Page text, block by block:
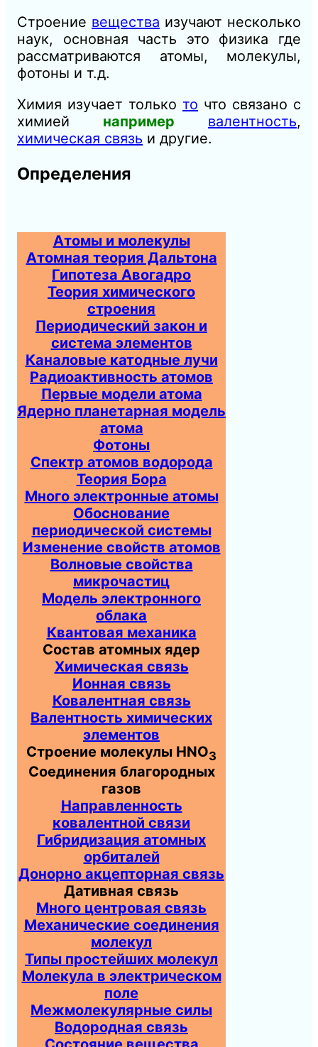
Строение вещества изучают несколько
наук, основная часть это физика где
рассматриваются атомы, молекулы,
фотоны и т.д.
Химия изучает только то что связано с
химией например валентность,
химическая связь и другие.
Определения
Атомы и молекулы
Атомная теория Дальтона
Гипотеза Авогадро
Теория химического
строения
Периодический закон и
система элементов
Каналовые катодные лучи
Радиоактивность атомов
Первые модели атома
Ядерно планетарная модель
атома
Фотоны
Спектр атомов водорода
Теория Бора
Много электронные атомы
Обоснование
периодической системы
Изменение свойств атомов
Волновые свойства
микрочастиц
Модель электронного
облака
Квантовая механика
Состав атомных ядер
Химическая связь
Ионная связь
Ковалентная связь
Валентность химических
элементов
Строение молекулы HNO3
Соединения благородных
газов
Направленность
ковалентной связи
Гибридизация атомных
орбиталей
Донорно акцепторная связь
Дативная связь
Много центровая связь
Механические соединения
молекул
Типы простейших молекул
Молекула в электрическом
поле
Межмолекулярные силы
Водородная связь